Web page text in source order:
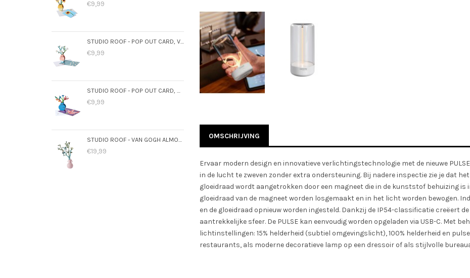
€9,99
STUDIO ROOF - POP OUT CARD, VAN GOGH ALMOND BLOSSOM
€9,99
STUDIO ROOF - POP OUT CARD, DUTCH MASTERS BOUQUET
€9,99
STUDIO ROOF - VAN GOGH ALMOND BLOSSOM
€19,99
OMSCHRIJVING
Ervaar modern design en innovatieve verlichtingstechnologie met de nieuwe
in de lucht te zweven zonder extra ondersteuning. Bij nadere inspectie zie je dat
gloeidraad wordt aangetrokken door een magneet die in de kunststof behuizing is
gloeidraad van de magneet worden losgemaakt en in het licht worden bewogen.
en de gloeidraad opnieuw worden ingesteld. Dankzij de IP54-classificatie creëert
aantrekkelijke sfeer. De PULSE kan eenvoudig worden opgeladen via USB-C. Met
lichtinstellingen: 15% helderheid (subtiel omgevingslicht), 100% helderheid en
restaurants, als moderne decoratieve lamp op een dressoir of als stijlvolle